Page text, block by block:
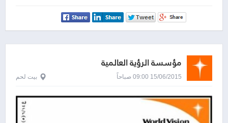
مؤسسة الرؤية العالمية
15/06/2015 09:00 صباحاً بيت لحم